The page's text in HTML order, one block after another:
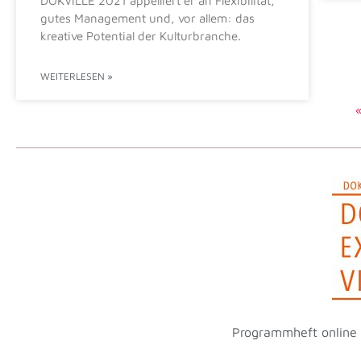
gutes Management und, vor allem: das
kreative Potential der Kulturbranche.
WEITERLESEN »
Programmheft